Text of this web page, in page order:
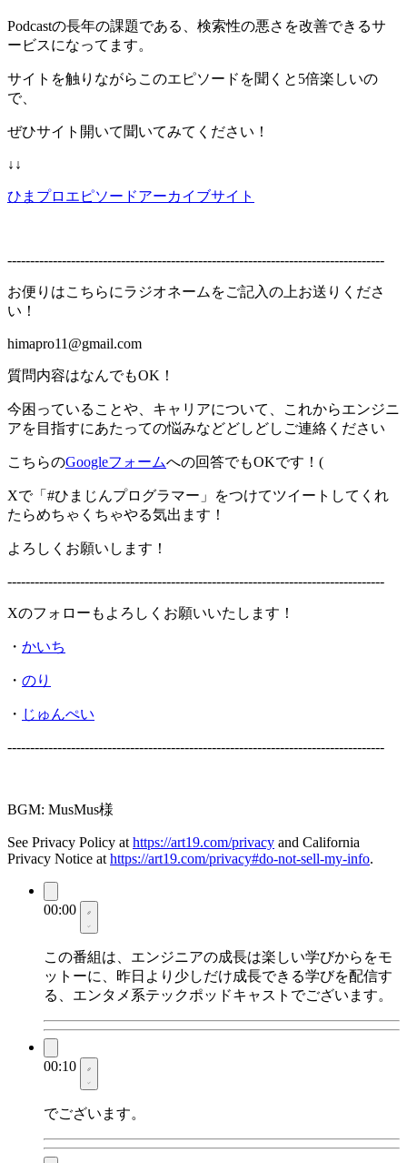
Podcastの長年の課題である、検索性の悪さを改善できるサ
ービスになってます。
サイトを触りながらこのエピソードを聞くと5倍楽しいの
で、
ぜひサイト開いて聞いてみてください！
↓↓
ひまプロエピソードアーカイブサイト
-----------------------------------------------------------------------------------
お便りはこちらにラジオネームをご記入の上お送りくださ
い！
himapro11@gmail.com
質問内容はなんでもOK！
今困っていることや、キャリアについて、これからエンジニ
アを目指すにあたっての悩みなどどしどしご連絡ください
こちらのGoogleフォームへの回答でもOKです！(
Xで「#ひまじんプログラマー」をつけてツイートしてくれ
たらめちゃくちゃやる気出ます！
よろしくお願いします！
-----------------------------------------------------------------------------------
Xのフォローもよろしくお願いいたします！
・ かいち
・ のり
・ じゅんぺい
-----------------------------------------------------------------------------------
BGM: MusMus様
See Privacy Policy at https://art19.com/privacy and California
Privacy Notice at https://art19.com/privacy#do-not-sell-my-info.
00:00
この番組は、エンジニアの成長は楽しい学びからをモ
ットーに、昨日より少しだけ成長できる学びを配信す
る、エンタメ系テックポッドキャストでございます。
00:10
でございます。